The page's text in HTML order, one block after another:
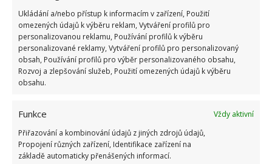
Ukládání a/nebo přístup k informacím v zařízení, Použití
omezených údajů k výběru reklam, Vytváření profilů pro
personalizovanou reklamu, Používání profilů k výběru
personalizované reklamy, Vytváření profilů pro personalizovaný
obsah, Používání profilů pro výběr personalizovaného obsahu,
Rozvoj a zlepšování služeb, Použití omezených údajů k výběru
obsahu.
Funkce
Vždy aktivní
Přiřazování a kombinování údajů z jiných zdrojů údajů,
Propojení různých zařízení, Identifikace zařízení na
základě automaticky přenášených informací.